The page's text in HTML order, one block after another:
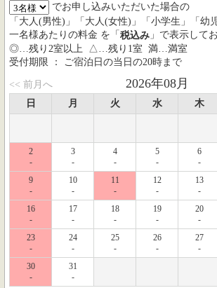
でお申し込みいただいた場合の
「大人(男性)」「大人(女性)」「小学生」「幼
一名様あたりの料金 を「税込み 」で表示して
◎…残り2室以上 △…残り1室 満…満室
受付期限 ： ご宿泊日の当日の20時まで
<< 前月へ 2026年08月
日
月 火 水 木
2
-
3
-
4
-
5
-
6
-
9
-
10
-
11
-
12
-
13
-
16
-
17
-
18
-
19
-
20
-
23
-
24
-
25
-
26
-
27
-
30
-
31
-